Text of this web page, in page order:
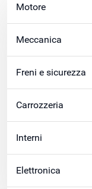
Motore
Meccanica
Freni e sicurezza
Carrozzeria
Interni
Elettronica